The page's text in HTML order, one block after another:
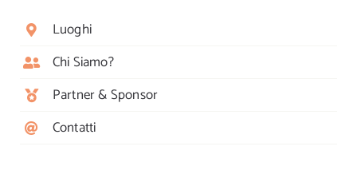
Luoghi
Chi Siamo?
Partner & Sponsor
Contatti